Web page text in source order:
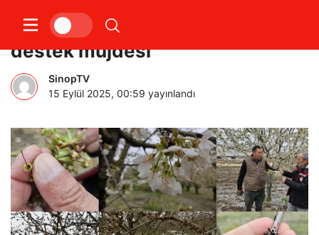
Zirai don mağduru çiftçilere
destek müjdesi
SinopTV
15 Eylül 2025, 00:59 yayınlandı